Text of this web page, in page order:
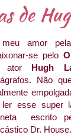
de
amor
se pelo
ator Hugh
Não
esse super
escrito
Dr. House.